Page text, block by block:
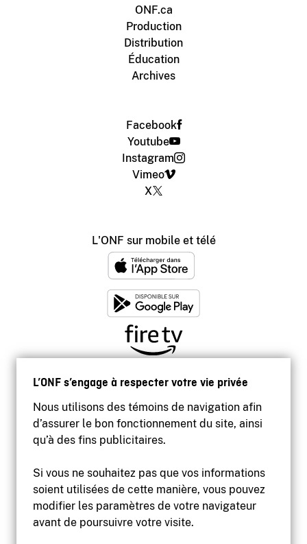
L’ONF s’engage à respecter votre vie privée
Nous utilisons des témoins de navigation afin
d’assurer le bon fonctionnement du site, ainsi
qu’à des fins publicitaires.
Si vous ne souhaitez pas que vos informations
soient utilisées de cette manière, vous pouvez
modifier les paramètres de votre navigateur
avant de poursuivre votre visite.
ONF.ca
Production
Distribution
Éducation
Archives
Facebook
Youtube
Instagram
Vimeo
X
L'ONF sur mobile et télé
Accessibilité
Site institutionnel